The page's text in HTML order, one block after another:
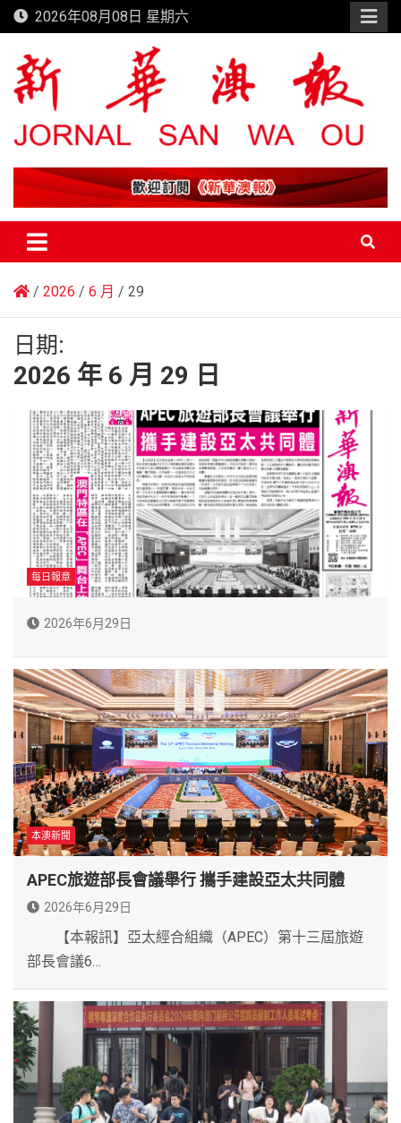
Skip
to
content
2026年08月08日 星期六
新華澳報
2026 6 月 29
日期:
2026 年 6 月 29 日
每日報章
2026年6月29日
本澳新聞
APEC旅遊部長會議舉行 攜手建設亞太共同體
2026年6月29日
【本報訊】亞太經合組織（APEC）第十三屆旅遊
部長會議6…